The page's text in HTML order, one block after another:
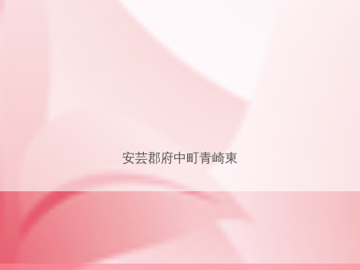
安芸郡府中町青崎東